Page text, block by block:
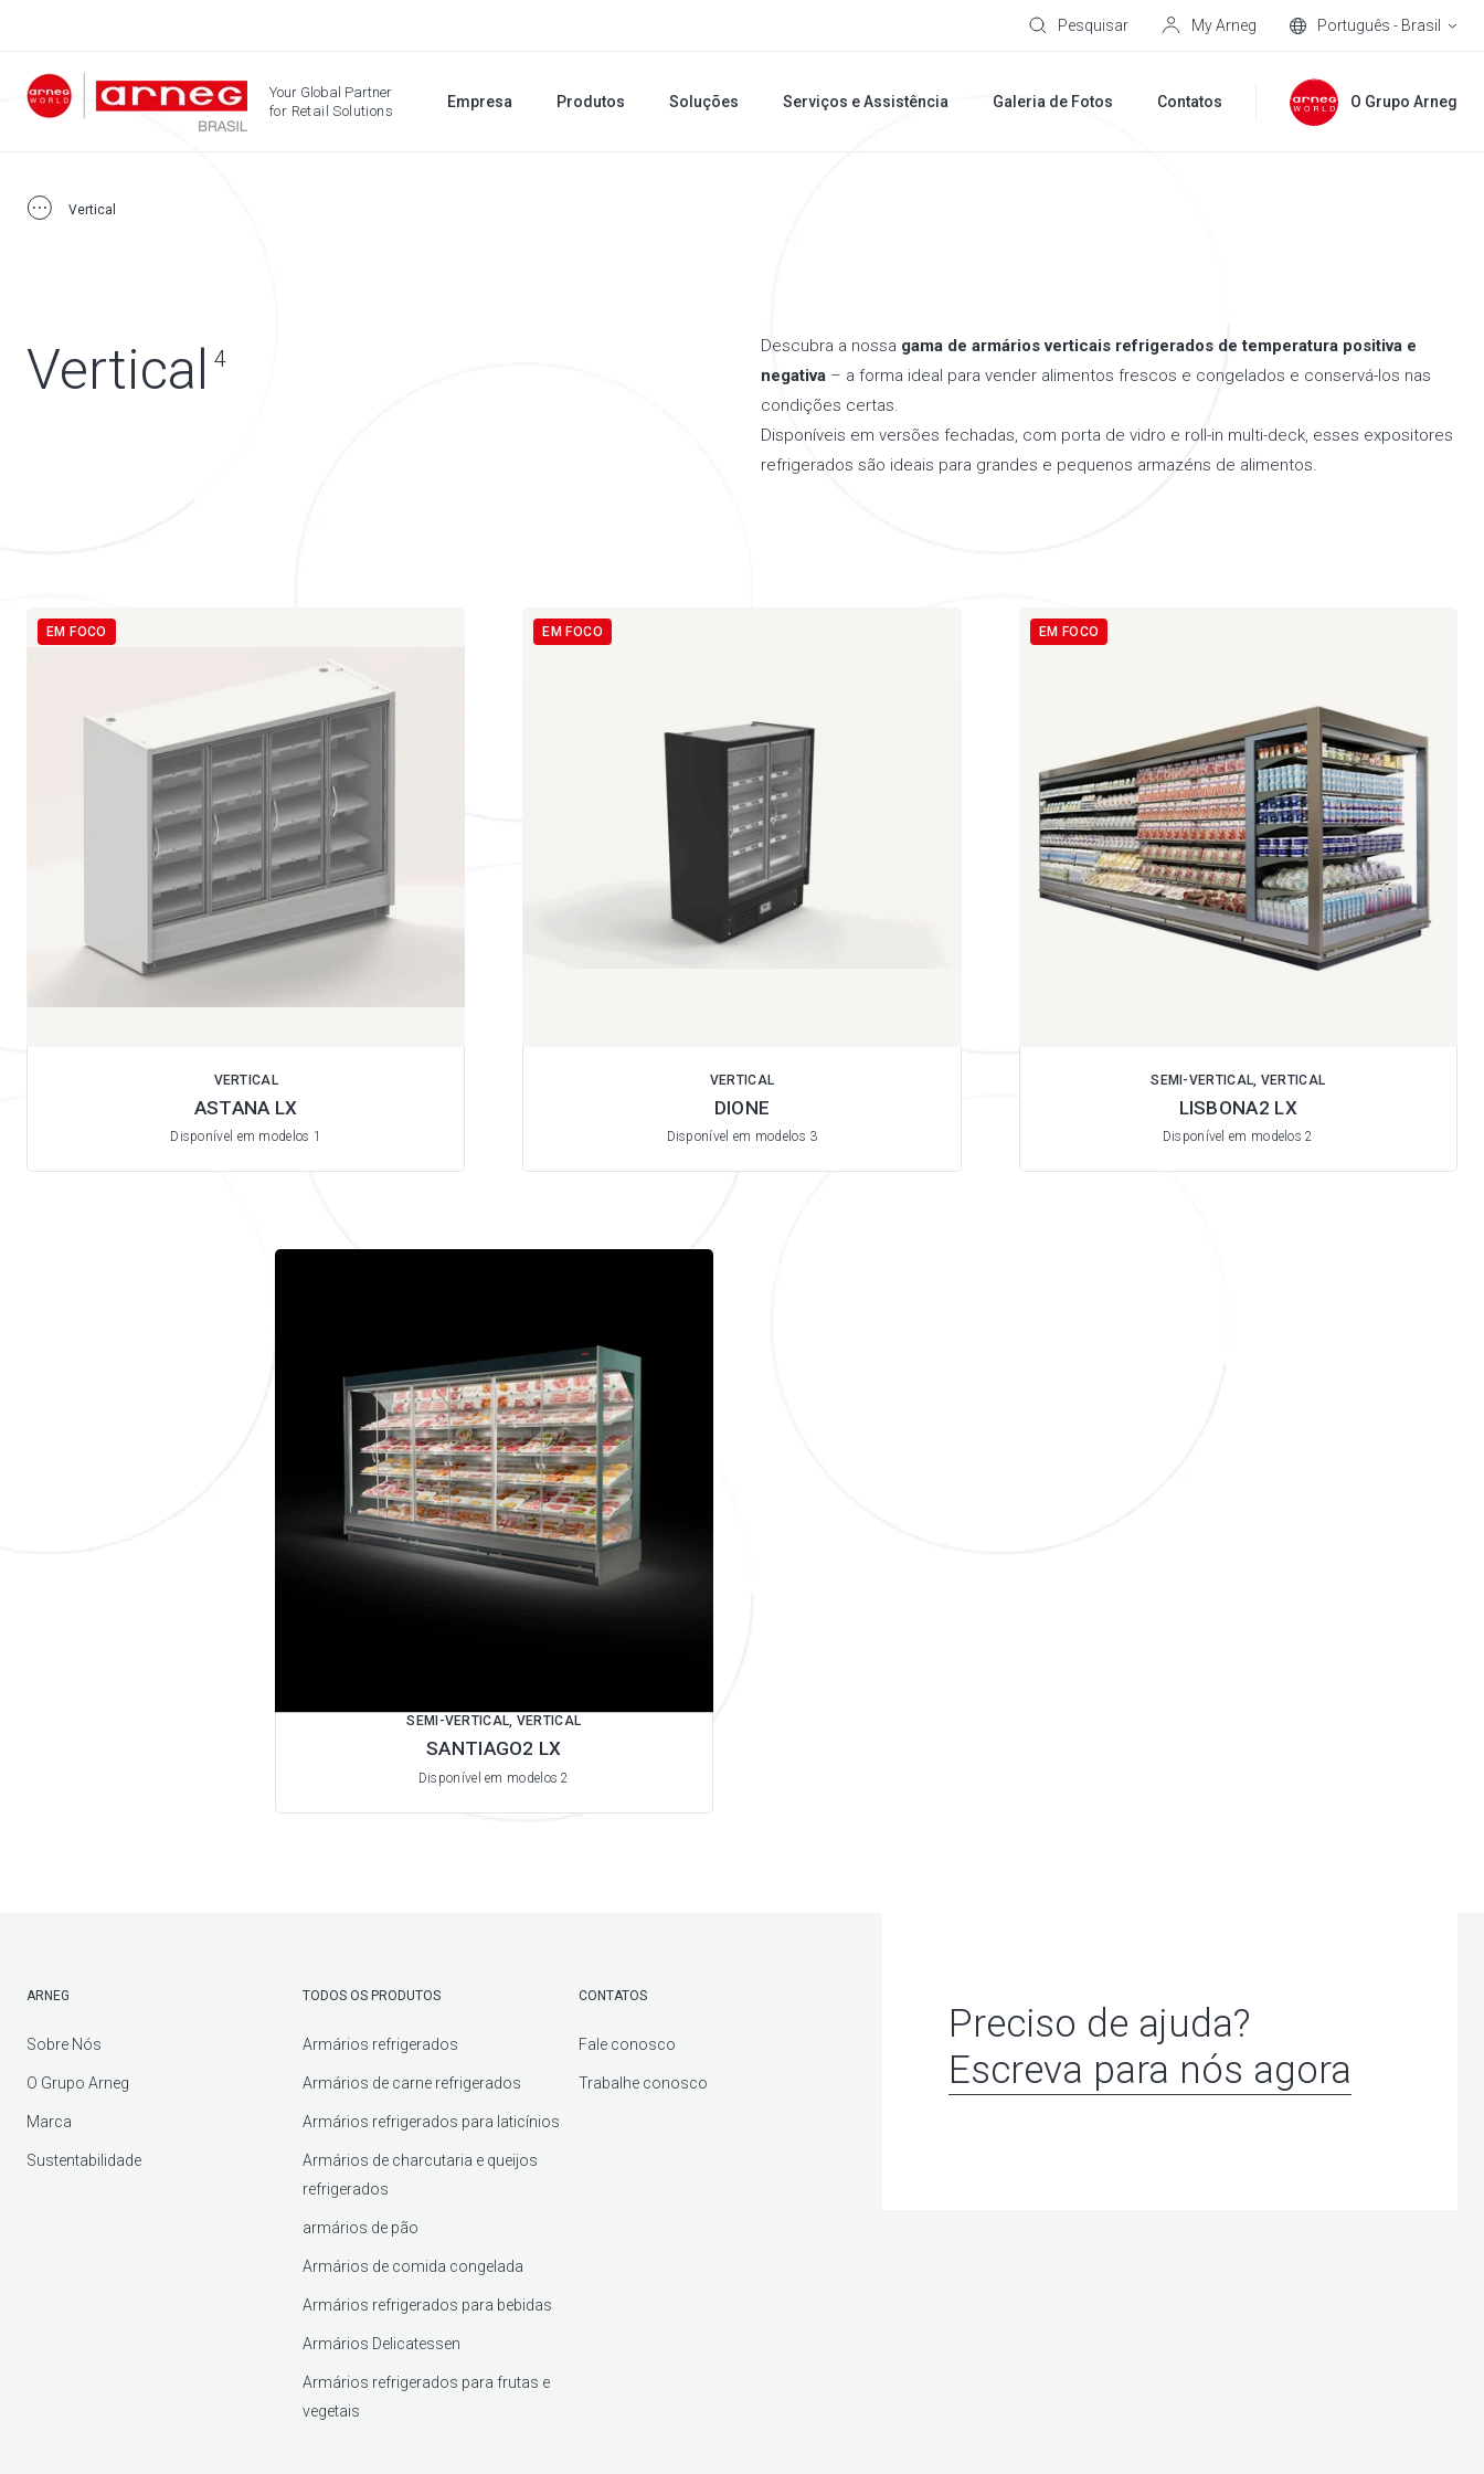
Pesquisar My Arneg Português - Brasil
Your Global Partner
for Retail Solutions
Empresa Produtos Soluções Serviços e Assistência Galeria de Fotos Contatos O Grupo Arneg
Vertical
Vertical 4 Descubra a nossa gama de armários verticais refrigerados de temperatura positiva e
negativa– a forma ideal para vender alimentos frescos e congelados e conservá-los nas
condições certas.
Disponíveis em versões fechadas, com porta de vidro e roll-in multi-deck, esses expositores
refrigerados são ideais para grandes e pequenos armazéns de alimentos.
EM FOCO
VERTICAL
ASTANA LX
Disponível em modelos 1
EM FOCO
VERTICAL
DIONE
Disponível em modelos 3
EM FOCO
SEMI-VERTICAL, VERTICAL
LISBONA2 LX
Disponível em modelos 2
SEMI-VERTICAL, VERTICAL
SANTIAGO2 LX
Disponível em modelos 2
ARNEG
Sobre Nós
O Grupo Arneg
Marca
Sustentabilidade
TODOS OS PRODUTOS
Armários refrigerados
Armários de carne refrigerados
Armários refrigerados para laticínios
Armários de charcutaria e queijos
refrigerados
armários de pão
Armários de comida congelada
Armários refrigerados para bebidas
Armários Delicatessen
Armários refrigerados para frutas e
vegetais
CONTATOS
Fale conosco
Trabalhe conosco
Preciso de ajuda?
Escreva para nós agora